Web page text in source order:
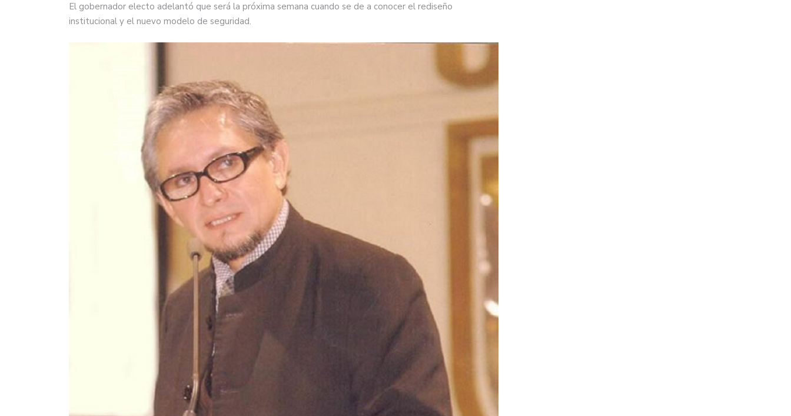
El gobernador electo adelantó que será la próxima semana cuando se de a conocer el rediseño
institucional y el nuevo modelo de seguridad.